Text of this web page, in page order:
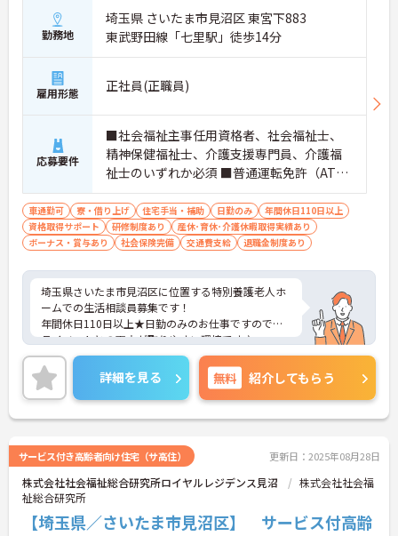
勤務地
埼玉県 さいたま市見沼区 東宮下883
東武野田線「七里駅」徒歩14分
雇用形態 正社員(正職員)
応募要件
■社会福祉主事任用資格者、社会福祉士、
精神保健福祉士、介護支援専門員、介護福
祉士のいずれか必須 ■普通運転免許（AT限
定可） ■生活相談員経験必須
車通勤可 寮・借り上げ 住宅手当・補助 日勤のみ
年間休日110日以上
資格取得サポート
研修制度あり
産休･育休･介護休暇取得実績あり
ボーナス・賞与あり
社会保険完備 交通費支給 退職金制度あり
埼玉県さいたま市見沼区に位置する特別養護老人ホ
ームでの生活相談員募集です！
年間休日110日以上★日勤のみのお仕事ですのでプ
ライベートとの両立が取りやすい環境です♪
ご興味ある方には、面接対策ポイントなど、さらに
詳細をお話しいたしますのでお気軽にご相談くださ
い。
詳細を見る 無料 紹介してもらう
サービス付き高齢者向け住宅（サ高住） 更新日：2025年08月28日
株式会社社会福祉総合研究所ロイヤルレジデンス見沼
株式会社社会福
祉総合研究所
【埼玉県／さいたま市見沼区】 サービス付高齢